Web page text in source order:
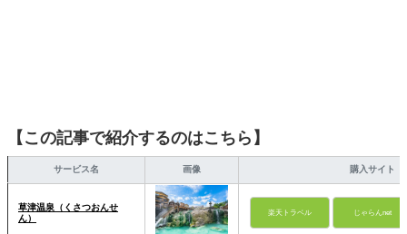
【この記事で紹介するのはこちら】
サービス名 画像 購入サイト
草津温泉（くさつおんせ
ん）
楽天トラベル じゃらんnet